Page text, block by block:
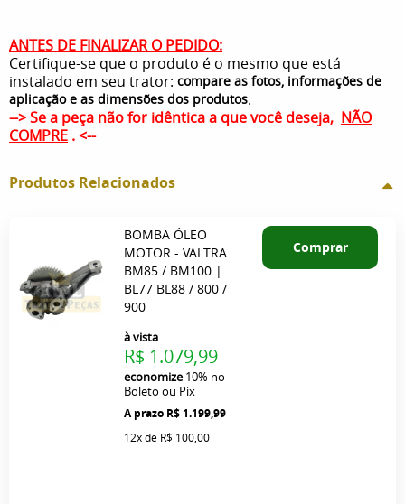
ANTES DE FINALIZAR O PEDIDO:
Certifique-se que o produto é o mesmo que está
instalado em seu trator: compare as fotos, informações de
aplicação e as dimensões dos produtos.
--> Se a peça não for idêntica a que você deseja, NÃO
COMPRE . <--
Produtos Relacionados
BOMBA ÓLEO
MOTOR - VALTRA
BM85 / BM100 |
BL77 BL88 / 800 /
900
R$ 1.199,99
à vista
R$ 1.079,99
economize10% no
Boleto ou Pix
12xde R$ 100,00
Comprar